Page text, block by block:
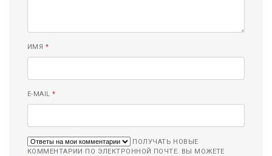
ИМЯ *
E-MAIL*
ПОЛУЧАТЬ НОВЫЕ
КОММЕНТАРИИ ПО ЭЛЕКТРОННОЙ ПОЧТЕ. ВЫ МОЖЕТЕ